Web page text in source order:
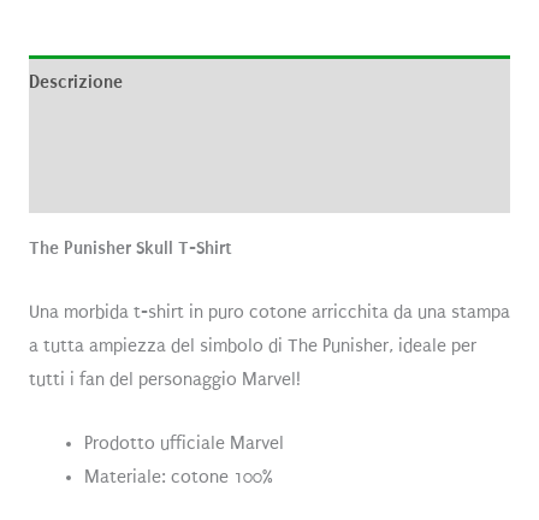
Descrizione
The Punisher Skull T-Shirt
Una morbida t-shirt in puro cotone arricchita da una stampa
a tutta ampiezza del simbolo di The Punisher, ideale per
tutti i fan del personaggio Marvel!
Prodotto ufficiale Marvel
Materiale: cotone 100%